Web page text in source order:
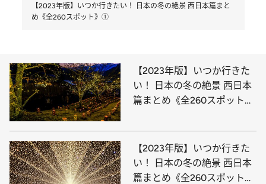
【2023年版】いつか行きたい！ 日本の冬の絶景 西日本篇まと
め《全260スポット》①
【2023年版】いつか行きた
い！ 日本の冬の絶景 西日本
篇まとめ《全260スポット》
【2023年版】いつか行きた
い！ 日本の冬の絶景 西日本
篇まとめ《全260スポット》